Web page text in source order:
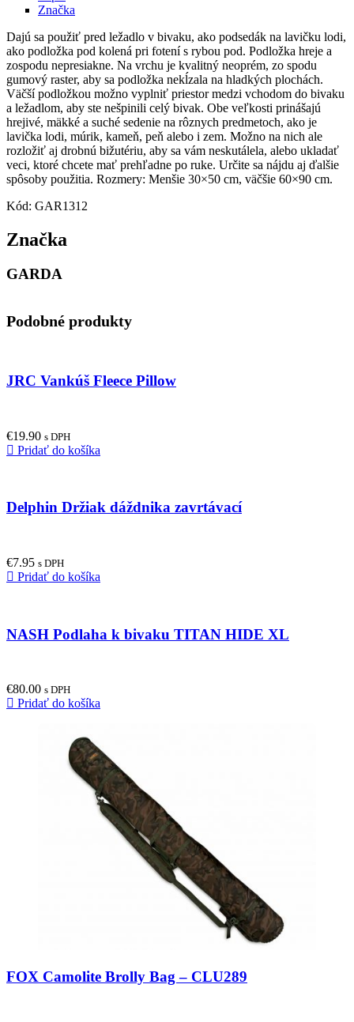
Značka
Dajú sa použiť pred ležadlo v bivaku, ako podsedák na lavičku lodi,
ako podložka pod kolená pri fotení s rybou pod. Podložka hreje a
zospodu nepresiakne. Na vrchu je kvalitný neoprém, zo spodu
gumový raster, aby sa podložka nekĺzala na hladkých plochách.
Väčší podložkou možno vyplniť priestor medzi vchodom do bivaku
a ležadlom, aby ste nešpinili celý bivak. Obe veľkosti prinášajú
hrejivé, mäkké a suché sedenie na rôznych predmetoch, ako je
lavička lodi, múrik, kameň, peň alebo i zem. Možno na nich ale
rozložiť aj drobnú bižutériu, aby sa vám neskutálela, alebo ukladať
veci, ktoré chcete mať prehľadne po ruke. Určite sa nájdu aj ďalšie
spôsoby použitia. Rozmery: Menšie 30×50 cm, väčšie 60×90 cm.
Kód: GAR1312
Značka
GARDA
Podobné produkty
JRC Vankúš Fleece Pillow
€19.90 s DPH
Pridať do košíka
Delphin Držiak dáždnika zavrtávací
€7.95 s DPH
Pridať do košíka
NASH Podlaha k bivaku TITAN HIDE XL
€80.00 s DPH
Pridať do košíka
FOX Camolite Brolly Bag – CLU289